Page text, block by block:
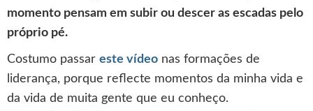
momento pensam em subir ou descer as escadas pelo
próprio pé.
Costumo passar este vídeo nas formações de
liderança, porque reflecte momentos da minha vida e
da vida de muita gente que eu conheço.